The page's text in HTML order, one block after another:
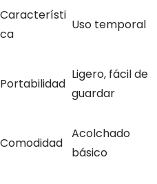
Característi
ca
Uso temporal
Portabilidad
Ligero, fácil de
guardar
Comodidad
Acolchado
básico